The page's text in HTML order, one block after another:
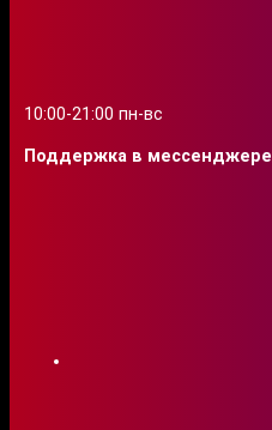
10:00-21:00 пн-вс
Поддержка в мессенджере